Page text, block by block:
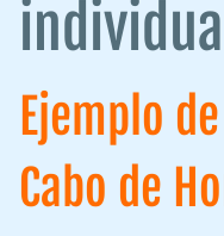
Ejemplo
Cabo de